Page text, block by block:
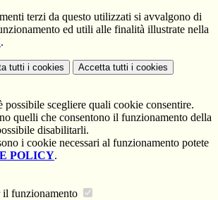
terzi da questo utilizzati si avvalgono di
ed utili alle finalità illustrate nella
.
tutti i cookies Accetta tutti i cookies
possibile scegliere quali cookie consentire.
quelli che consentono il funzionamento della
disabilitarli.
i cookie necessari al funzionamento potete
POLICY.
il funzionamento